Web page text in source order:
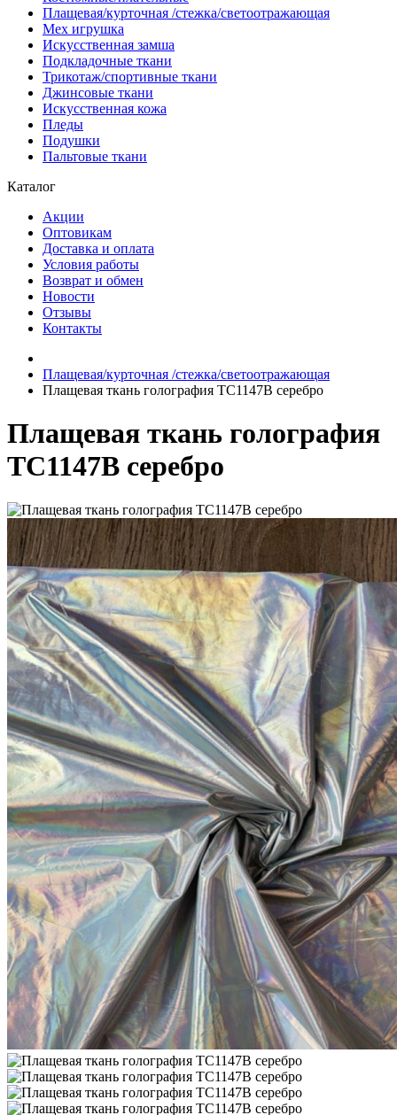
Плащевая/курточная /стежка/светоотражающая
Мех игрушка
Искусственная замша
Подкладочные ткани
Трикотаж/спортивные ткани
Джинсовые ткани
Искусственная кожа
Пледы
Подушки
Пальтовые ткани
Каталог
Акции
Оптовикам
Доставка и оплата
Условия работы
Возврат и обмен
Новости
Отзывы
Контакты
Плащевая/курточная /стежка/светоотражающая
Плащевая ткань голография TC1147B серебро
Плащевая ткань голография
TC1147B серебро